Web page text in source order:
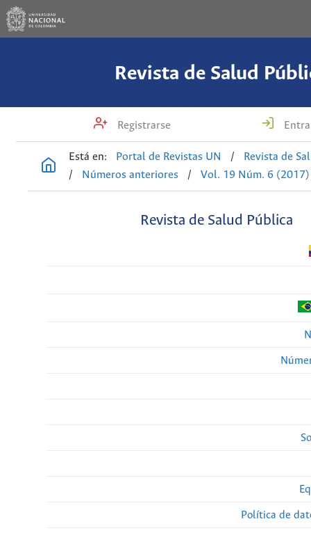
Revista de Salud
Registrarse
Está en: Portal de Revistas UN /
Revista de
/
Números anteriores / Vol. 19 Núm. 6 (2017)
Revista de Salud Pública
Política de